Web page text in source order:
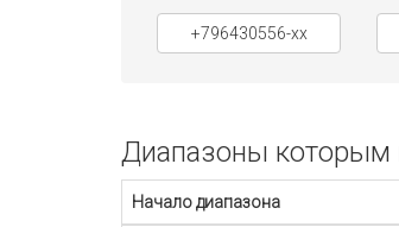
+796430556-xx
Диапазоны которым
Начало диапазона